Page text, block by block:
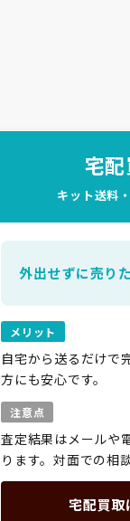
宅
キット送料
外出せずに売り
メリット
自宅から送るだけで
方にも安心です。
注意点
査定結果はメールや
ります。対面での相
宅配買取